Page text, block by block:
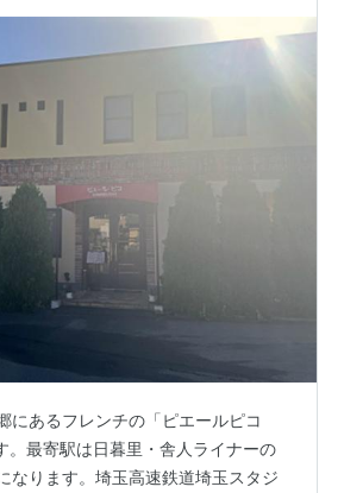
にあるフレンチの「ピエールピコ
。最寄駅は日暮里・舎人ライナーの
なります。埼玉高速鉄道埼玉スタジ